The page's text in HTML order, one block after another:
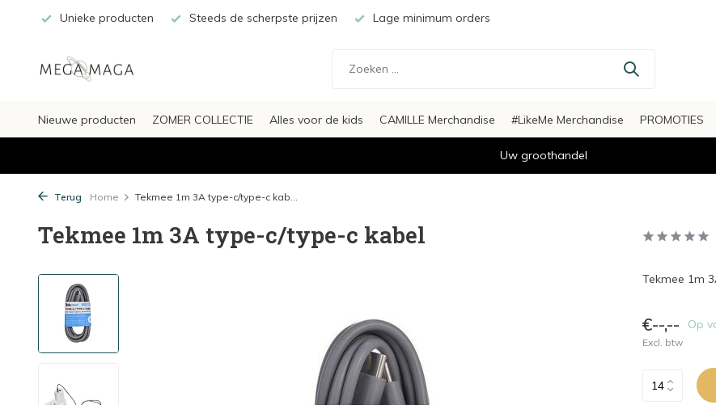
Unieke producten Steeds de scherpste prijzen Lage minimum orders
Nieuwe producten ZOMER COLLECTIE Alles voor de kids CAMILLE Merchandise #LikeMe Merchandise PROMOTIES
Uw groothandel
Terug Home Tekmee 1m 3A type-c/type-c kab...
Tekmee 1m 3A type-c/type-c kabel
Tekmee 1m
€--,-- Op
Excl. btw